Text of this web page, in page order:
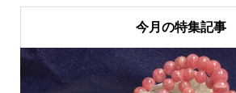
今月の特集記事